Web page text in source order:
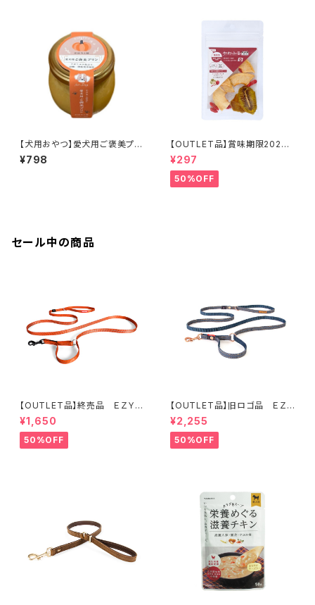
【犬用おやつ】愛犬用ご褒美プリ
ン かぼちゃ味 70g
¥798
【OUTLET品】賞味期限2026
年10月22日【犬用おやつ】やわ
ふる クコの実エキスをスプレ
ーしたリンゴ＆キウイスライスカ
ット 10g
¥297
50%OFF
セール中の商品
【OUTLET品】終売品 ＥＺＹＤ
¥1,650
50%OFF
【OUTLET品】旧ロゴ品 ＥＺＹ
ＤＯＧ ヴァリオ４ライト デニ
ム
¥2,255
50%OFF